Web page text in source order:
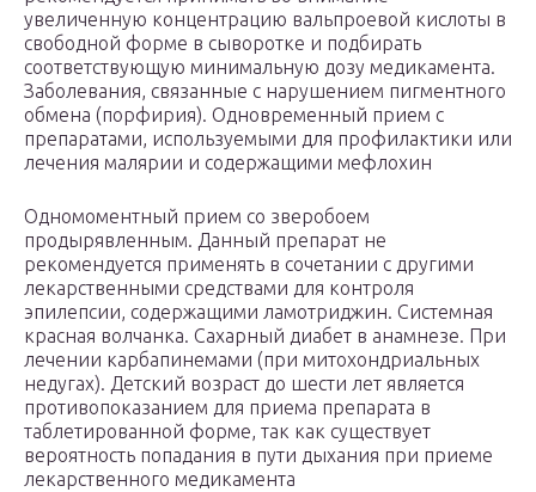
увеличенную концентрацию вальпроевой кислоты в
свободной форме в сыворотке и подбирать
соответствующую минимальную дозу медикамента.
Заболевания, связанные с нарушением пигментного
обмена (порфирия). Одновременный прием с
препаратами, используемыми для профилактики или
лечения малярии и содержащими мефлохин
Одномоментный прием со зверобоем
продырявленным. Данный препарат не
рекомендуется применять в сочетании с другими
лекарственными средствами для контроля
эпилепсии, содержащими ламотриджин. Системная
красная волчанка. Сахарный диабет в анамнезе. При
лечении карбапинемами (при митохондриальных
недугах). Детский возраст до шести лет является
противопоказанием для приема препарата в
таблетированной форме, так как существует
вероятность попадания в пути дыхания при приеме
лекарственного медикамента